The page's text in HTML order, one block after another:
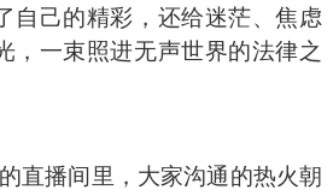
自己的精彩，还给迷茫、焦虑
，一束照进无声世界的法律之
直播间里，大家沟通的热火朝